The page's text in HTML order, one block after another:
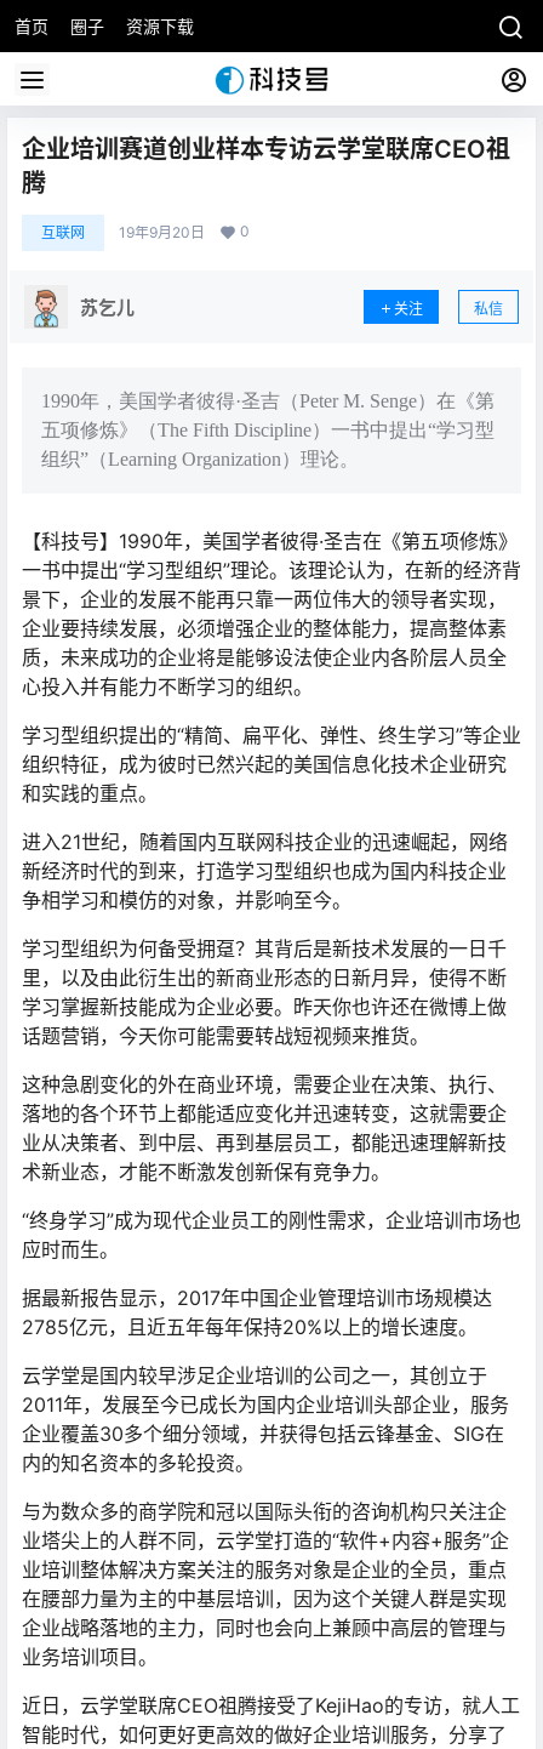
首页 圈子 资源下载
企业培训赛道创业样本专访云学堂联席CEO祖
腾
互联网 19年9月20日 0
苏乞儿 关注 私信
1990年，美国学者彼得·圣吉（Peter M. Senge）在《第
五项修炼》（The Fifth Discipline）一书中提出“学习型
组织”（Learning Organization）理论。
【科技号】1990年，美国学者彼得·圣吉在《第五项修炼》
一书中提出“学习型组织”理论。该理论认为，在新的经济背
景下，企业的发展不能再只靠一两位伟大的领导者实现，
企业要持续发展，必须增强企业的整体能力，提高整体素
质，未来成功的企业将是能够设法使企业内各阶层人员全
心投入并有能力不断学习的组织。
学习型组织提出的“精简、扁平化、弹性、终生学习”等企业
组织特征，成为彼时已然兴起的美国信息化技术企业研究
和实践的重点。
进入21世纪，随着国内互联网科技企业的迅速崛起，网络
新经济时代的到来，打造学习型组织也成为国内科技企业
争相学习和模仿的对象，并影响至今。
学习型组织为何备受拥趸？其背后是新技术发展的一日千
里，以及由此衍生出的新商业形态的日新月异，使得不断
学习掌握新技能成为企业必要。昨天你也许还在微博上做
话题营销，今天你可能需要转战短视频来推货。
这种急剧变化的外在商业环境，需要企业在决策、执行、
落地的各个环节上都能适应变化并迅速转变，这就需要企
业从决策者、到中层、再到基层员工，都能迅速理解新技
术新业态，才能不断激发创新保有竞争力。
“终身学习”成为现代企业员工的刚性需求，企业培训市场也
应时而生。
据最新报告显示，2017年中国企业管理培训市场规模达
2785亿元，且近五年每年保持20%以上的增长速度。
云学堂是国内较早涉足企业培训的公司之一，其创立于
2011年，发展至今已成长为国内企业培训头部企业，服务
企业覆盖30多个细分领域，并获得包括云锋基金、SIG在
内的知名资本的多轮投资。
与为数众多的商学院和冠以国际头衔的咨询机构只关注企
业塔尖上的人群不同，云学堂打造的“软件+内容+服务”企
业培训整体解决方案关注的服务对象是企业的全员， 重点
在腰部力量为主的中基层培训，因为这个关键人群是实现
企业战略落地的主力，同时也会向上兼顾中高层的管理与
业务培训项目。
近日，云学堂联席CEO祖腾接受了KejiHao的专访，就人工
智能时代，如何更好更高效的做好企业培训服务，分享了